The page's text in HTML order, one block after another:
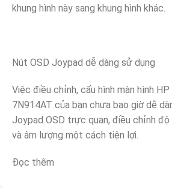
khung hình này sang khung hình khác.
Nút OSD Joypad dễ dàng sử dụng
Việc điều chỉnh, cấu hình màn hình HP
7N914AT của bạn chưa bao giờ dễ
Joypad OSD trực quan, điều chỉnh độ
và âm lượng một cách tiện lợi.
Đọc thêm